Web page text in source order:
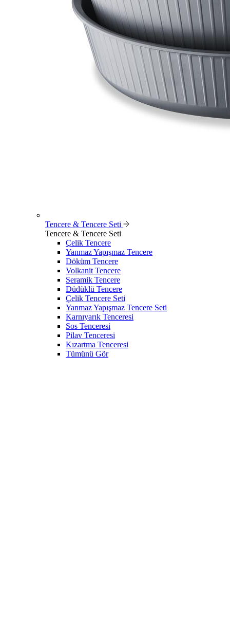
Tencere & Tencere Seti
Tencere & Tencere Seti
Çelik Tencere
Yanmaz Yapışmaz Tencere
Döküm Tencere
Volkanit Tencere
Seramik Tencere
Düdüklü Tencere
Çelik Tencere Seti
Yanmaz Yapışmaz Tencere Seti
Karnıyarık Tenceresi
Sos Tenceresi
Pilav Tenceresi
Kızartma Tenceresi
Tümünü Gör